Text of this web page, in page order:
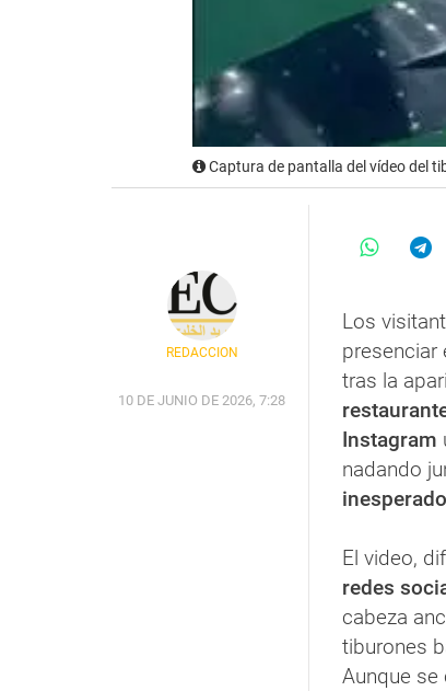
Captura de pantalla del vídeo del
REDACCIÓN
10 DE JUNIO DE 2026, 7:28
Los
presenciar
tras la
Instagram
nadando
inesperado
El video,
redes
cabeza
tiburones
Aunque se